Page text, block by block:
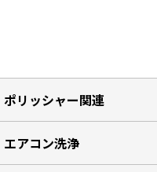
ポリッシャー関連
エアコン洗浄